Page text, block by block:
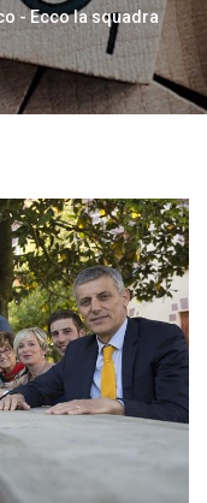
- Ecco la squadra